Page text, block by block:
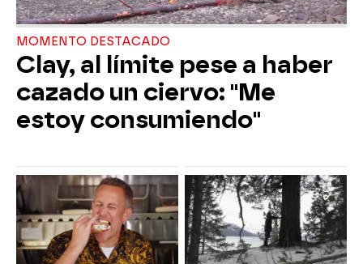
MOMENTO DESTACADO
Clay, al límite pese a haber
cazado un ciervo: "Me
estoy consumiendo"